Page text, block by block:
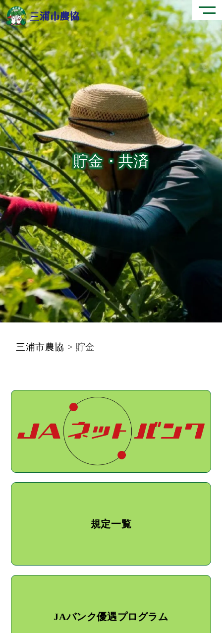
貯金・共済
三浦市農協 > 貯金
規定一覧
JAバンク優遇プログラム